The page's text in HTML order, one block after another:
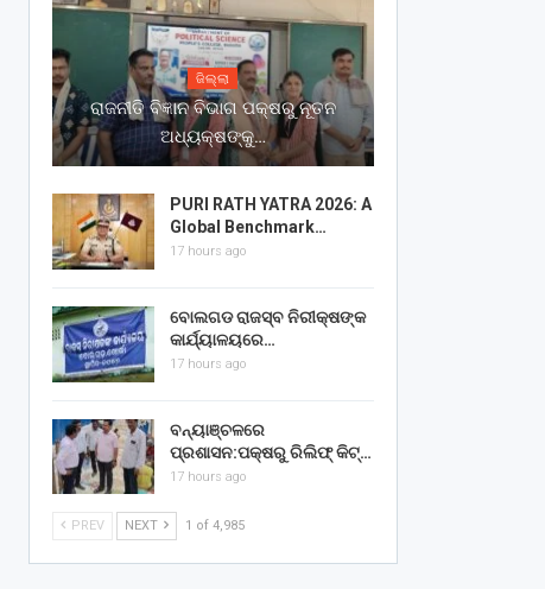
ଜିଲ୍ଲା
ରାଜନୀତି ବିଜ୍ଞାନ ବିଭାଗ ପକ୍ଷରୁ ନୂତନ
ଅଧ୍ୟକ୍ଷଙ୍କୁ…
PURI RATH YATRA 2026: A
Global Benchmark…
17 hours ago
ବୋଲଗଡ ରାଜସ୍ବ ନିରୀକ୍ଷଙ୍କ
କାର୍ଯ୍ୟାଳୟରେ…
17 hours ago
ବନ୍ୟାଞ୍ଚଳରେ
ପ୍ରଶାସନ:ପକ୍ଷରୁ ରିଲିଫ୍ କିଟ୍…
17 hours ago
PREV NEXT 1 of 4,985